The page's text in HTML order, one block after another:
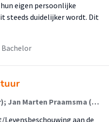
eigen persoonlijke
steeds duidelijker wordt. Dit
Bachelor
Leo van Hoorn (Onderzoeker); Jan Marten Praamsma (Lid Lectoraat)
Levensbeschouwing aan de